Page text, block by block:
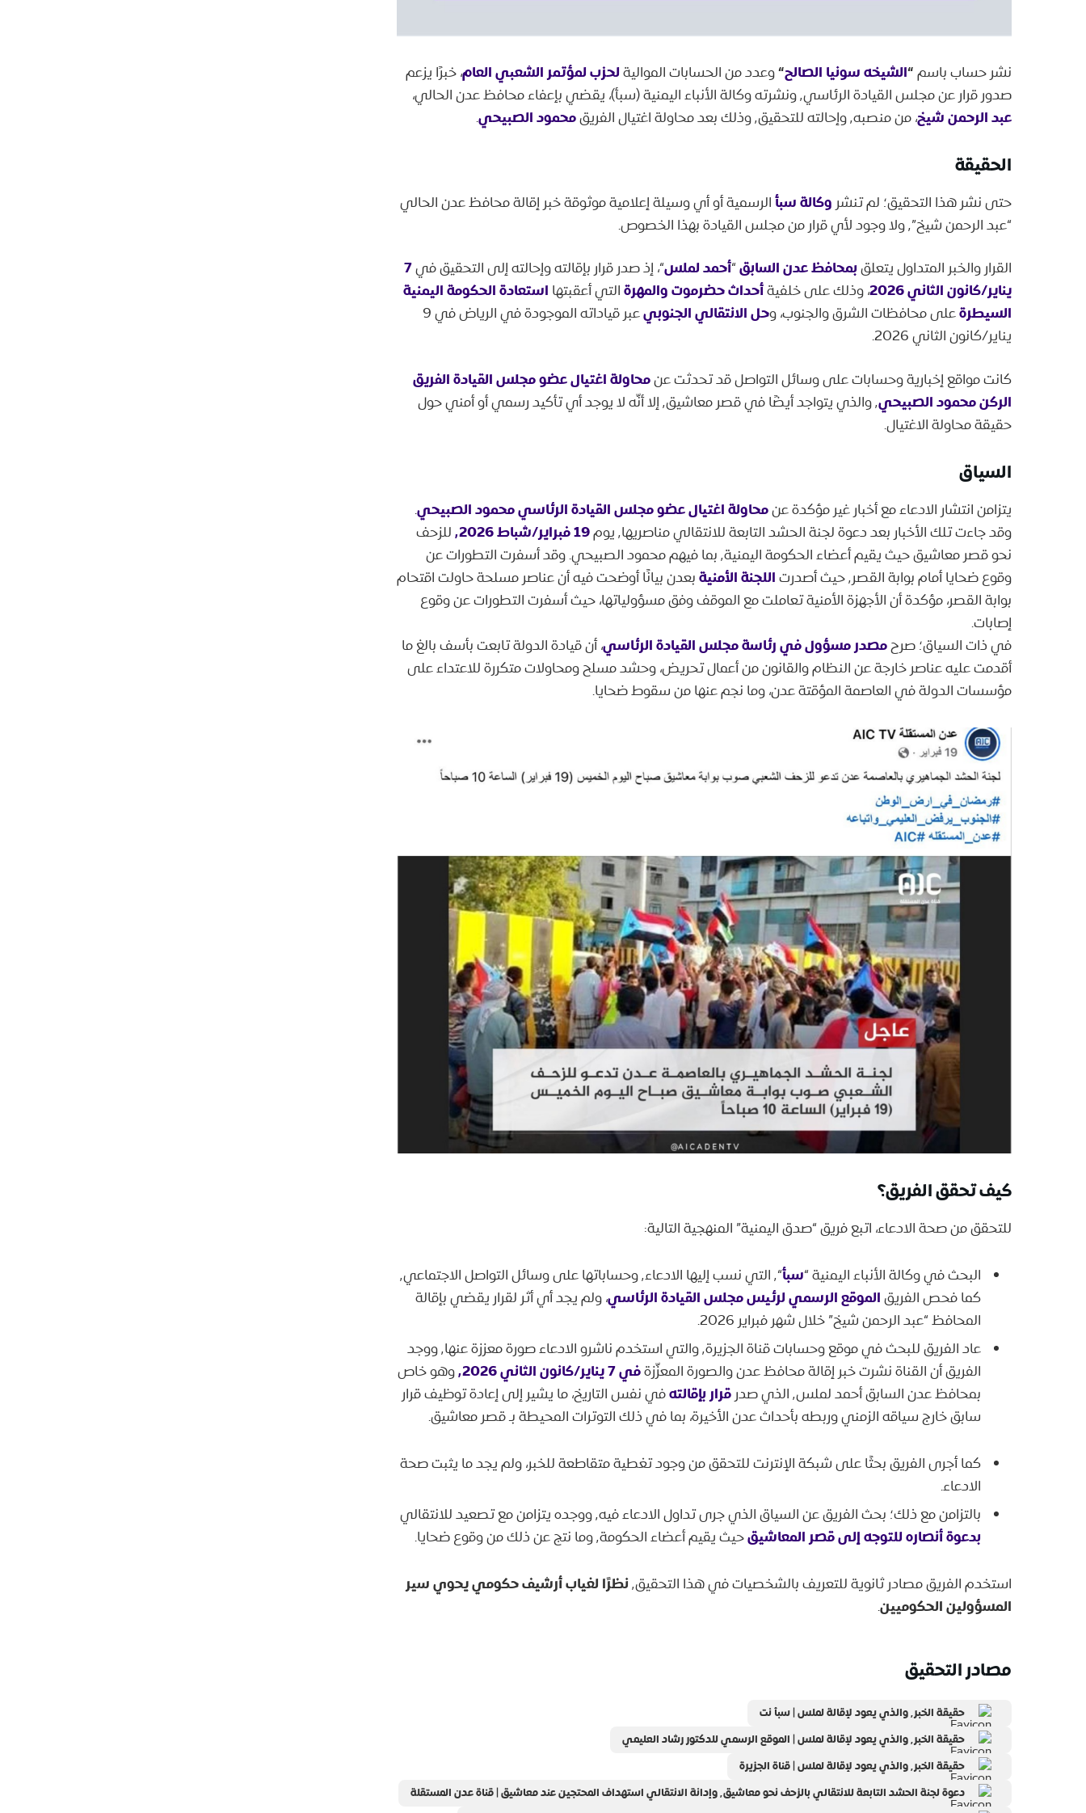
نشر حساب باسم“الشيخه سونيا الصالح“وعدد من الحسابات المواليةلحزب لمؤتمر الشعبي العام، خبرًا يزعم
صدور قرار عن مجلس القيادة الرئاسي٬ ونشرته وكالة الأنباء اليمنية (سبأ)، يقضي بإعفاء محافظ عدن الحالي،
عبد الرحمن شيخ، من منصبه٬ وإحالته للتحقيق٬ وذلك بعد محاولة اغتيال الفريق محمود الصبيحي.
الحقيقة
حتى نشر هذا التحقيق؛ لم تنشر وكالة سبأالرسمية أو أي وسيلة إعلامية موثوقة خبر إقالة محافظ عدن الحالي
“عبد الرحمن شيخ”٬ ولا وجود لأي قرار من مجلس القيادة بهذا الخصوص.
القرار والخبر المتداول يتعلقبمحافظ عدن السابق“أحمد لملس“، إذ صدر قرار بإقالته وإحالته إلى التحقيق في7
يناير/كانون الثاني 2026
، وذلك على خلفيةأحداث حضرموت والمهرةالتي أعقبتها استعادة الحكومة اليمنية
السيطرةعلى محافظات الشرق والجنوب، وحل الانتقالي الجنوبي
عبر قياداته الموجودة في الرياض في 9
يناير/كانون الثاني 2026.
كانت مواقع إخبارية وحسابات على وسائل التواصل قد تحدثت عنمحاولة اغتيال عضو مجلس القيادة الفريق
الركن محمود الصبيحي
٬ والذي يتواجد أيضًا في قصر معاشيق٬ إلا أنّه لا يوجد أي تأكيد رسمي أو أمني حول
حقيقة محاولة الاغتيال.
السياق
يتزامن انتشار الادعاء مع أخبار غير مؤكدة عنمحاولة اغتيال عضو مجلس القيادة الرئاسي محمود الصبيحي.
وقد جاءت تلك الأخبار بعد دعوة لجنة الحشد التابعة للانتقالي مناصريها٬ يوم
19 فبراير/شباط ٬2026
للزحف
نحو قصر معاشيق حيث يقيم أعضاء الحكومة اليمنية٬ بما فيهم محمود الصبيحي. وقد أسفرت التطورات عن
وقوع ضحايا أمام بوابة القصر٬ حيث أصدرت
اللجنة الأمنيةبعدن بيانًا أوضحت فيه أن عناصر مسلحة حاولت اقتحام
بوابة القصر، مؤكدة أن الأجهزة الأمنية تعاملت مع الموقف وفق مسؤولياتها، حيث أسفرت التطورات عن وقوع
إصابات.
في ذات السياق؛ صرحمصدر مسؤول في رئاسة مجلس القيادة الرئاسي، أن قيادة الدولة تابعت بأسف بالغ ما
أقدمت عليه عناصر خارجة عن النظام والقانون من أعمال تحريض، وحشد مسلح ومحاولات متكررة للاعتداء على
مؤسسات الدولة في العاصمة المؤقتة عدن، وما نجم عنها من سقوط ضحايا.
كيف تحقق الفريق؟
للتحقق من صحة الادعاء، اتبع فريق “صدق اليمنية” المنهجية التالية:
البحث في وكالة الأنباء اليمنية “سبأ
“٬ التي نسب إليها الادعاء٬ وحساباتها على وسائل التواصل الاجتماعي٬
كما فحص الفريقالموقع الرسمي لرئيس مجلس القيادة الرئاسي، ولم يجد أي أثر لقرار يقضي بإقالة
المحافظ “عبد الرحمن شيخ” خلال شهر فبراير 2026.
عاد الفريق للبحث في موقع وحسابات قناة الجزيرة٬ والتي استخدم ناشرو الادعاء صورة معززة عنها٬ ووجد
الفريق أن القناة نشرت خبر إقالة محافظ عدن والصورة المعزّزةفي 7 يناير/كانون الثاني ٬2026
وهو خاص
بمحافظ عدن السابق أحمد لملس٬ الذي صدر
قرار بإقالتهفي نفس التاريخ، ما يشير إلى إعادة توظيف قرار
سابق خارج سياقه الزمني وربطه بأحداث عدن الأخيرة، بما في ذلك التوترات المحيطة بـ قصر معاشيق.
كما أجرى الفريق بحثًا على شبكة الإنترنت للتحقق من وجود تغطية متقاطعة للخبر، ولم يجد ما يثبت صحة
الادعاء.
بالتزامن مع ذلك؛ بحث الفريق عن السياق الذي جرى تداول الادعاء فيه٬ ووجده يتزامن مع تصعيد للانتقالي
بدعوة أنصاره للتوجه إلى قصر المعاشيقحيث يقيم أعضاء الحكومة٬ وما نتج عن ذلك من وقوع ضحايا.
استخدم الفريق مصادر ثانوية للتعريف بالشخصيات في هذا التحقيق٬ نظرًا لغياب أرشيف حكومي يحوي سير
المسؤولين الحكوميين.
مصادر التحقيق
حقيقة الخبر٬ والذي يعود لإقالة لملس | سبأ نت
حقيقة الخبر٬ والذي يعود لإقالة لملس | الموقع الرسمي للدكتور رشاد العليمي
حقيقة الخبر٬ والذي يعود لإقالة لملس | قناة الجزيرة
دعوة لجنة الحشد التابعة للانتقالي بالزحف نحو معاشيق٬ وإدانة الانتقالي استهداف المحتجين عند معاشيق | قناة عدن المستقلة